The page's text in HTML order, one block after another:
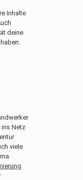
Inhalte
deine
ins Netz
viele